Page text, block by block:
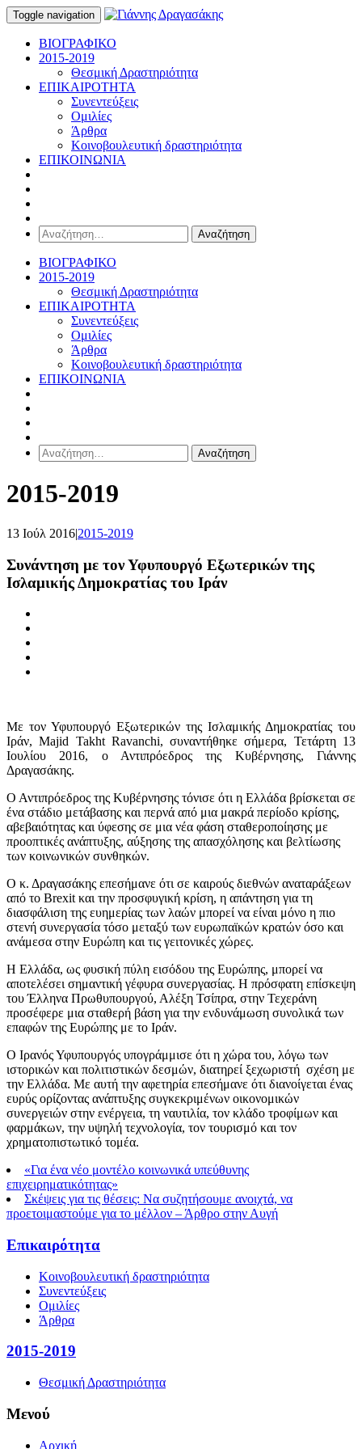
Toggle navigation
ΒΙΟΓΡΑΦΙΚΟ
2015-2019
Θεσμική Δραστηριότητα
ΕΠΙΚΑΙΡΟΤΗΤΑ
Συνεντεύξεις
Ομιλίες
Άρθρα
Κοινοβουλευτική δραστηριότητα
ΕΠΙΚΟΙΝΩΝΙΑ
Αναζήτηση
για:
ΒΙΟΓΡΑΦΙΚΟ
2015-2019
Θεσμική Δραστηριότητα
ΕΠΙΚΑΙΡΟΤΗΤΑ
Συνεντεύξεις
Ομιλίες
Άρθρα
Κοινοβουλευτική δραστηριότητα
ΕΠΙΚΟΙΝΩΝΙΑ
Αναζήτηση
για:
2015-2019
13 Ιούλ 2016|2015-2019
Συνάντηση με τον Υφυπουργό Εξωτερικών της
Ισλαμικής Δημοκρατίας του Ιράν
Με τον Υφυπουργό Εξωτερικών της Ισλαμικής Δημοκρατίας του
Ιράν, Majid Takht Ravanchi, συναντήθηκε σήμερα, Τετάρτη 13
Ιουλίου 2016, ο Αντιπρόεδρος της Κυβέρνησης, Γιάννης
Δραγασάκης.
Ο Αντιπρόεδρος της Κυβέρνησης τόνισε ότι η Ελλάδα βρίσκεται σε
ένα στάδιο μετάβασης και περνά από μια μακρά περίοδο κρίσης,
αβεβαιότητας και ύφεσης σε μια νέα φάση σταθεροποίησης με
προοπτικές ανάπτυξης, αύξησης της απασχόλησης και βελτίωσης
των κοινωνικών συνθηκών.
Ο κ. Δραγασάκης επεσήμανε ότι σε καιρούς διεθνών αναταράξεων
από το Brexit και την προσφυγική κρίση, η απάντηση για τη
διασφάλιση της ευημερίας των λαών μπορεί να είναι μόνο η πιο
στενή συνεργασία τόσο μεταξύ των ευρωπαϊκών κρατών όσο και
ανάμεσα στην Ευρώπη και τις γειτονικές χώρες.
Η Ελλάδα, ως φυσική πύλη εισόδου της Ευρώπης, μπορεί να
αποτελέσει σημαντική γέφυρα συνεργασίας. Η πρόσφατη επίσκεψη
του Έλληνα Πρωθυπουργού, Αλέξη Τσίπρα, στην Τεχεράνη
προσέφερε μια σταθερή βάση για την ενδυνάμωση συνολικά των
επαφών της Ευρώπης με το Ιράν.
Ο Ιρανός Υφυπουργός υπογράμμισε ότι η χώρα του, λόγω των
ιστορικών και πολιτιστικών δεσμών, διατηρεί ξεχωριστή σχέση με
την Ελλάδα. Με αυτή την αφετηρία επεσήμανε ότι διανοίγεται ένας
ευρύς ορίζοντας ανάπτυξης συγκεκριμένων οικονομικών
συνεργειών στην ενέργεια, τη ναυτιλία, τον κλάδο τροφίμων και
φαρμάκων, την υψηλή τεχνολογία, τον τουρισμό και τον
χρηματοπιστωτικό τομέα.
«Για ένα νέο μοντέλο κοινωνικά υπεύθυνης
επιχειρηματικότητας»
Σκέψεις για τις θέσεις: Να συζητήσουμε ανοιχτά, να
προετοιμαστούμε για το μέλλον – Άρθρο στην Αυγή
Επικαιρότητα
Κοινοβουλευτική δραστηριότητα
Συνεντεύξεις
Ομιλίες
Άρθρα
2015-2019
Θεσμική Δραστηριότητα
Μενού
Αρχική